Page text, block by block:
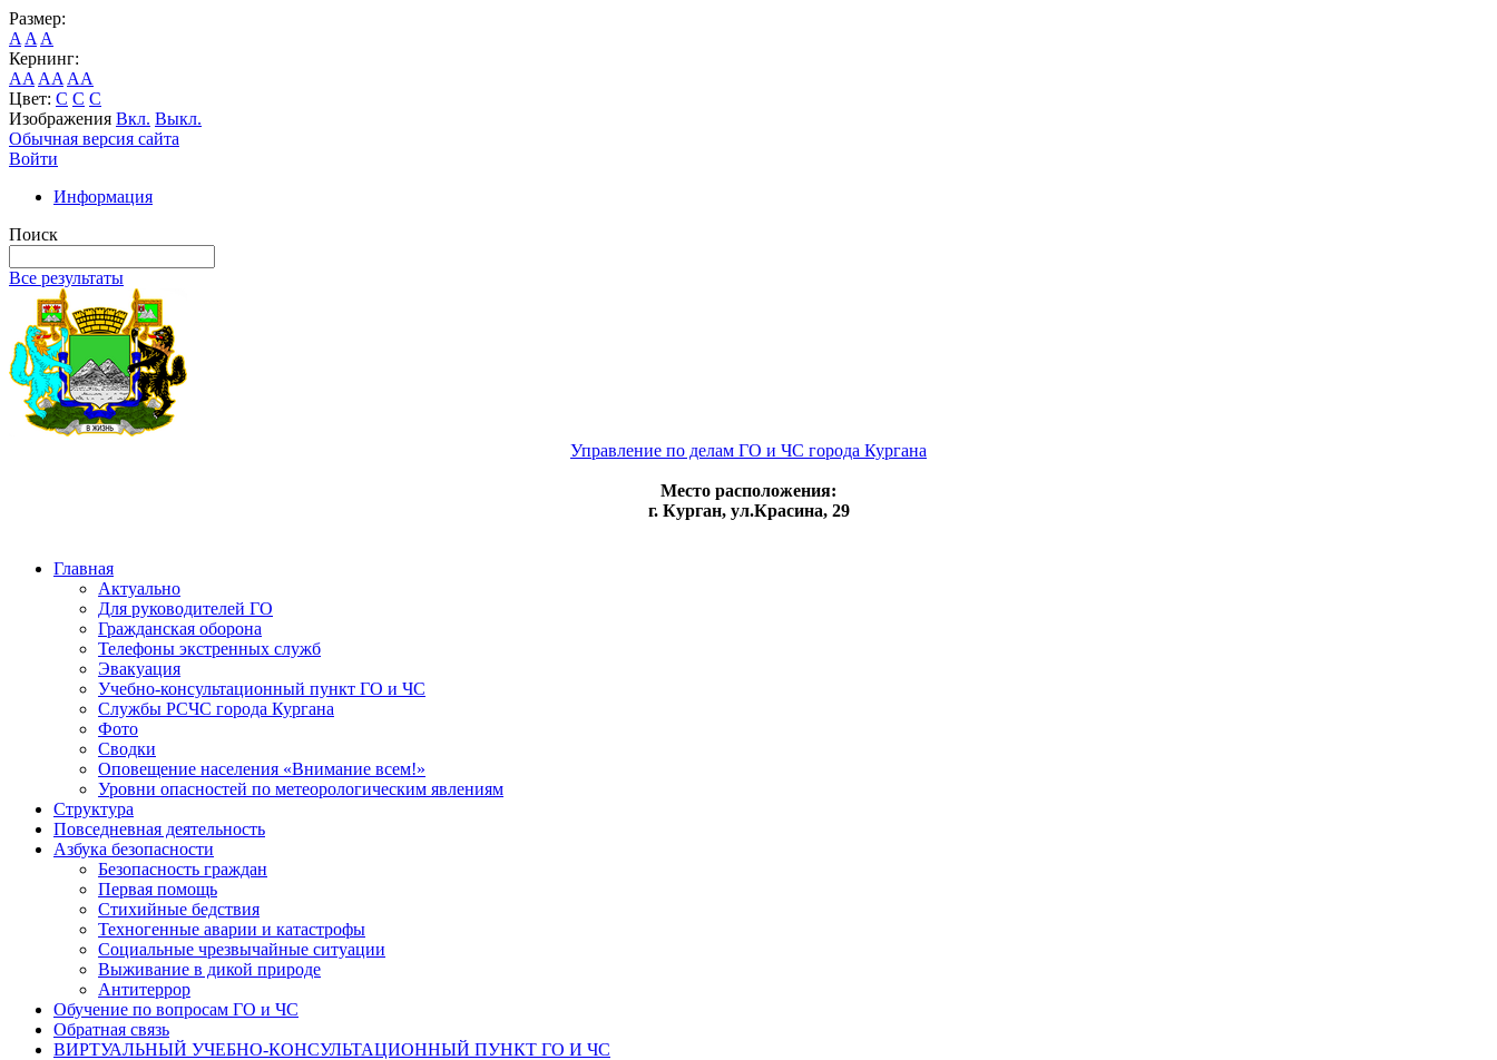
Размер:
A A A
Кернинг:
AA AA AA
Цвет: C C C
Изображения Вкл. Выкл.
Обычная версия сайта
Войти
Информация
Поиск
Все результаты
Управление по делам ГО и ЧС города Кургана
Место расположения:
г. Курган, ул.Красина, 29
Главная
Актуально
Для руководителей ГО
Гражданская оборона
Телефоны экстренных служб
Эвакуация
Учебно-консультационный пункт ГО и ЧС
Службы РСЧС города Кургана
Фото
Сводки
Оповещение населения «Внимание всем!»
Уровни опасностей по метеорологическим явлениям
Структура
Повседневная деятельность
Азбука безопасности
Безопасность граждан
Первая помощь
Стихийные бедствия
Техногенные аварии и катастрофы
Социальные чрезвычайные ситуации
Выживание в дикой природе
Антитеррор
Обучение по вопросам ГО и ЧС
Обратная связь
ВИРТУАЛЬНЫЙ УЧЕБНО-КОНСУЛЬТАЦИОННЫЙ ПУНКТ ГО И ЧС